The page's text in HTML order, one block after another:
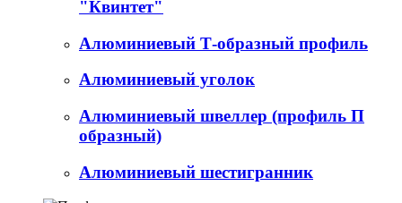
"Квинтет"
Алюминиевый Т-образный профиль
Алюминиевый уголок
Алюминиевый швеллер (профиль П
образный)
Алюминиевый шестигранник